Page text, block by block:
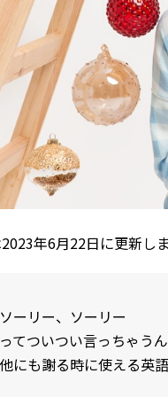
2023年6月22日に更新しま
ソーリー、ソーリー
ってついつい言っちゃう
他にも謝る時に使える英